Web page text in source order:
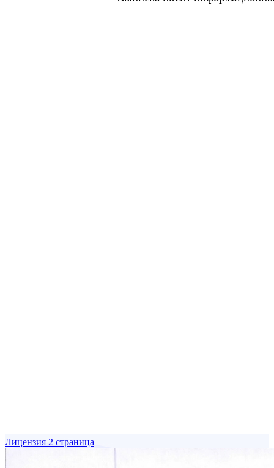
Лицензия 2 страница